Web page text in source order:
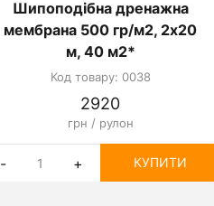
Шипоподібна дренажна
мембрана 500 гр/м2, 2х20
м, 40 м2*
Код товару: 0038
2920
грн / рулон
- + КУПИТИ